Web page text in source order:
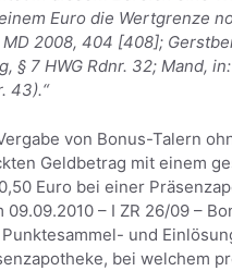
Euro die Wertgrenze
MD 2008, 404 [408];
§ 7 HWG Rdnr. 32; Mand,
43).“
von Bonus-Talern
Geldbetrag mit einem
Euro bei einer
09.09.2010 – I ZR 26/09 –
und
bei welchem